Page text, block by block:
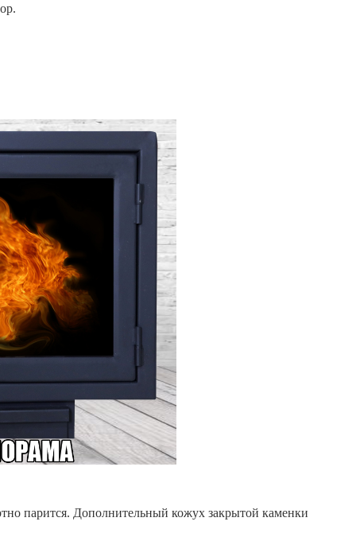
парится. Дополнительный кожух закрытой каменки